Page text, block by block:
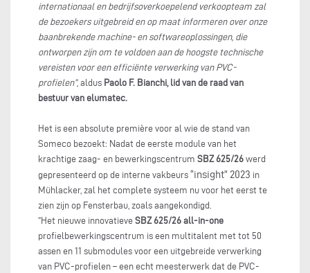
internationaal en bedrijfsoverkoepelend verkoopteam zal
de bezoekers uitgebreid en op maat informeren over onze
baanbrekende machine- en softwareoplossingen, die
ontworpen zijn om te voldoen aan de hoogste technische
vereisten voor een efficiënte verwerking van PVC-
profielen”, aldus Paolo F. Bianchi, lid van de raad van
bestuur van elumatec.
Het is een absolute première voor al wie de stand van
Someco bezoekt: Nadat de eerste module van het
krachtige zaag- en bewerkingscentrum SBZ 625/26 werd
gepresenteerd op de interne vakbeurs “insight” 2023 in
Mühlacker, zal het complete systeem nu voor het eerst te
zien zijn op Fensterbau, zoals aangekondigd.
“Het nieuwe innovatieve SBZ 625/26 all-in-one
profielbewerkingscentrum is een multitalent met tot 50
assen en 11 submodules voor een uitgebreide verwerking
van PVC-profielen – een echt meesterwerk dat de PVC-